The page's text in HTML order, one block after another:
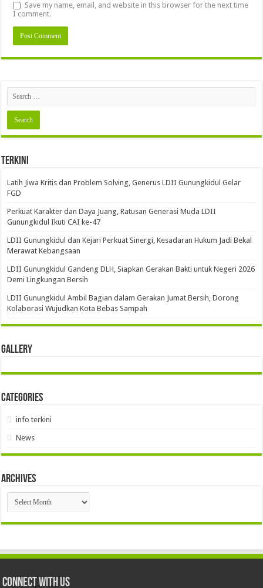
Save my name, email, and website in this browser for the next time
I comment.
Terkini
Latih Jiwa Kritis dan Problem Solving, Generus LDII Gunungkidul Gelar
FGD
Perkuat Karakter dan Daya Juang, Ratusan Generasi Muda LDII
Gunungkidul Ikuti CAI ke-47
LDII Gunungkidul dan Kejari Perkuat Sinergi, Kesadaran Hukum Jadi Bekal
Merawat Kebangsaan
LDII Gunungkidul Gandeng DLH, Siapkan Gerakan Bakti untuk Negeri 2026
Demi Lingkungan Bersih
LDII Gunungkidul Ambil Bagian dalam Gerakan Jumat Bersih, Dorong
Kolaborasi Wujudkan Kota Bebas Sampah
Gallery
Categories
info terkini
News
Archives
Archives
Connect With Us